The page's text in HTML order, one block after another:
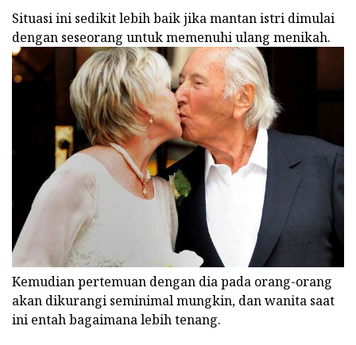
Situasi ini sedikit lebih baik jika mantan istri dimulai
dengan seseorang untuk memenuhi ulang menikah.
Kemudian pertemuan dengan dia pada orang-orang
akan dikurangi seminimal mungkin, dan wanita saat
ini entah bagaimana lebih tenang.